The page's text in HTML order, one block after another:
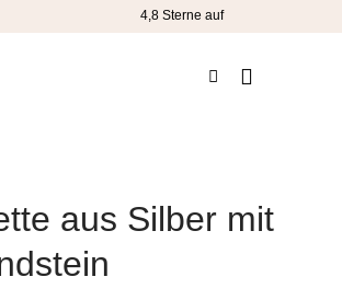
4,8 Sterne auf
aus Silber mit